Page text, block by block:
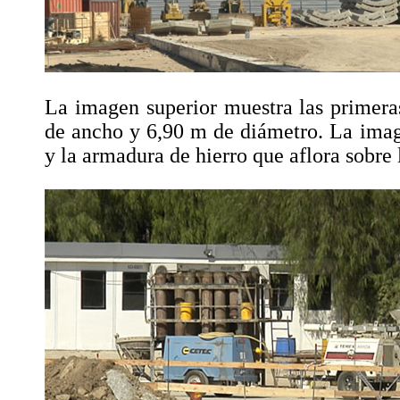
La imagen superior muestra las
de ancho y 6,90 m de diámetro. La
y la armadura de hierro que aflora